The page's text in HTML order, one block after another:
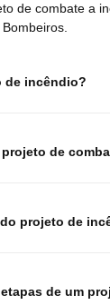
de combate a
de incêndio?
projeto de
projeto de
de um